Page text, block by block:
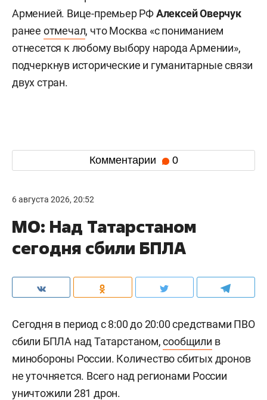
Арменией. Вице-премьер РФАлексей Оверчук
ранее отмечал, что Москва «с пониманием
отнесется к любому выбору народа Армении»,
подчеркнув исторические и гуманитарные связи
двух стран.
Комментарии 0
6 августа 2026, 20:52
МО: Над Татарстаном
сегодня сбили БПЛА
Сегодня в период с 8:00 до 20:00 средствами ПВО
сбили БПЛА над Татарстаном,сообщили в
минобороны России. Количество сбитых дронов
не уточняется. Всего над регионами России
уничтожили 281 дрон.